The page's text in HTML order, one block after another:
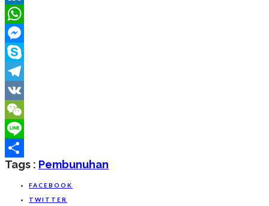
LinkedIn
WhatsApp
Messenger
Skype
Telegram
VK
WeChat
Line
Share
Tags : Pembunuhan
FACEBOOK
TWITTER